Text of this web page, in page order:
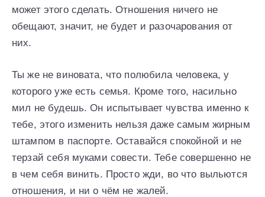
может этого сделать. Отношения ничего не
обещают, значит, не будет и разочарования от
них.
Ты же не виновата, что полюбила человека, у
которого уже есть семья. Кроме того, насильно
мил не будешь. Он испытывает чувства именно к
тебе, этого изменить нельзя даже самым жирным
штампом в паспорте. Оставайся спокойной и не
терзай себя муками совести. Тебе совершенно не
в чем себя винить. Просто жди, во что выльются
отношения, и ни о чём не жалей.